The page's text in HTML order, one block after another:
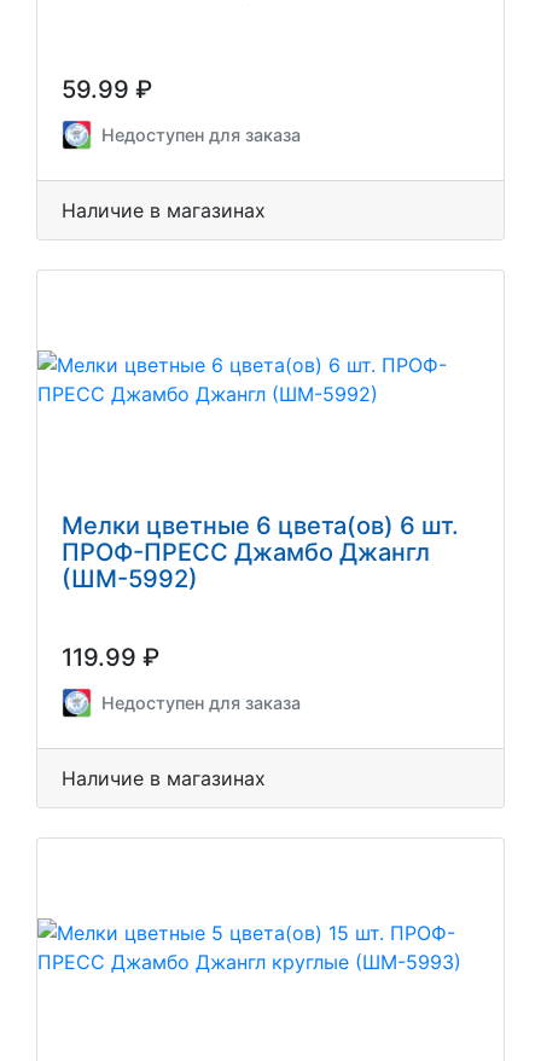
59.99 ₽
Недоступен для заказа
Наличие в магазинах
Мелки цветные 6 цвета(ов) 6 шт.
ПРОФ-ПРЕСС Джамбо Джангл
(ШМ-5992)
119.99 ₽
Недоступен для заказа
Наличие в магазинах